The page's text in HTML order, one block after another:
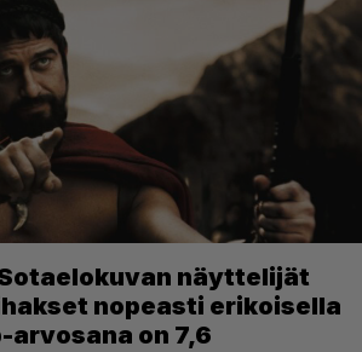
näyttelijät
nopeasti erikoisella
arvosana on 7,6